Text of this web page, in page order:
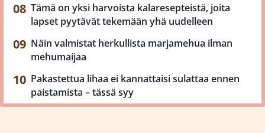
Tämä on yksi harvoista kalaresepteistä, joita
lapset pyytävät tekemään yhä uudelleen
Näin valmistat herkullista marjamehua ilman
mehumaijaa
Pakastettua lihaa ei kannattaisi sulattaa ennen
paistamista – tässä syy